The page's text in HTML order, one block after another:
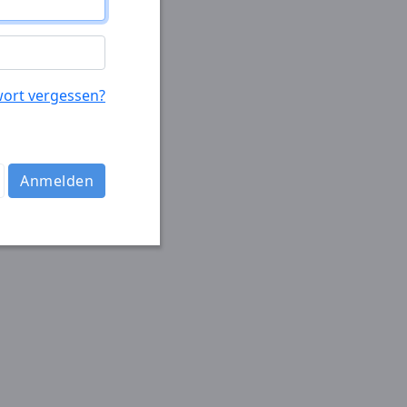
vergessen?
Anmelden